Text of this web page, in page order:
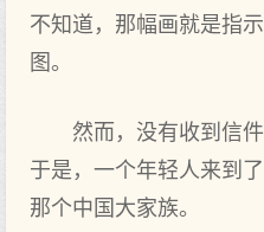
不知道，那幅画就是指
图。
然而，没有收到信
于是，一个年轻人来到
那个中国大家族。